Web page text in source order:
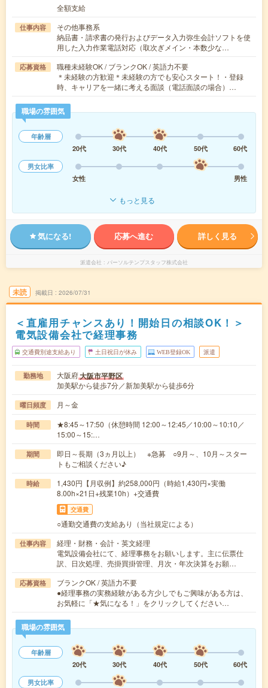
全額支給
仕事内容
その他事務系
納品書・請求書の発行およびデータ入力弥生会計ソフトを使
用した入力作業電話対応（取次ぎメイン・本数少な…
応募資格
職種未経験OK / ブランクOK / 英語力不要
＊未経験の方歓迎＊未経験の方でも安心スタート！・登録
時、キャリアを一緒に考える面談（電話面談の場合）…
職場の雰囲気
年齢層
20代
30代 40代 50代
60代
男女比率
女性
男性
もっと見る
気になる! 応募へ進む 詳しく見る
派遣会社 パーソルテンプスタッフ株式会社
未読 掲載日 2026/07/31
＜直雇用チャンスあり！開始日の相談OK！＞
電気設備会社で経理事務
交通費別途支給あり 土日祝日が休み WEB登録OK 派遣
勤務地 大阪府大阪市平野区
加美駅から徒歩7分／新加美駅から徒歩6分
曜日頻度 月～金
時間
★8:45～17:50（休憩時間 12:00～12:45／10:00～10:10／
15:00～15:…
期間
即日～長期（3ヵ月以上） ※急募 ○9月～、10月～スター
トもご相談ください♪
時給
1,430円【月収例】約258,000円（時給1,430円×実働
8.00h×21日+残業10h）+交通費
交通費
○通勤交通費の支給あり（当社規定による）
仕事内容
経理・財務・会計・英文経理
電気設備会社にて、経理事務をお願いします。主に伝票仕
訳、日次処理、売掛買掛管理、月次・年次決算をお願…
応募資格
ブランクOK / 英語力不要
●経理事務の実務経験がある方少しでもご興味がある方は、
お気軽に「★気になる！」をクリックしてください…
職場の雰囲気
年齢層
20代
30代 40代 50代
60代
男女比率